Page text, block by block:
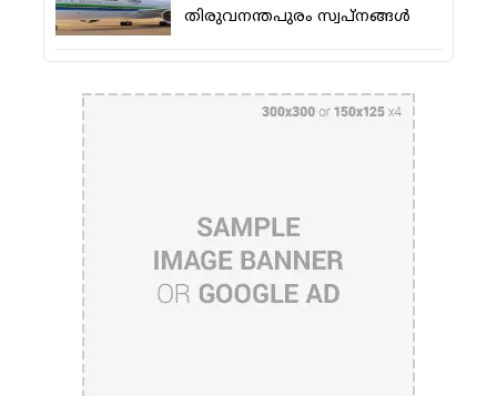
തിരുവനന്തപുരം സ്വപ്നങ്ങള്‍